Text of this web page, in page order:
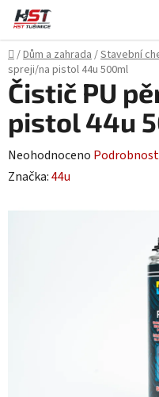
Přejít
obsah
Domů
/Dům a zahrada/Stavební
spreji/na pistol 44u 500ml
Čistič PU
pistol 44u
Průměrné
hodnocení
Neohodnoceno
Značka:44u